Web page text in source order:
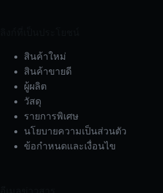
สินค้าใหม่
สินค้าขายดี
ผู้ผลิต
วัสดุ
รายการพิเศษ
นโยบายความเป็นส่วนตัว
ข้อกำหนดและเงื่อนไข